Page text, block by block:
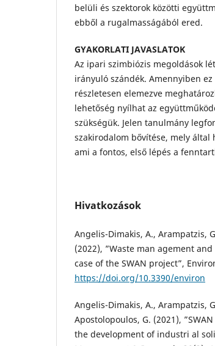
belüli és szektorok közötti
ebből a rugalmasságából ered.
GYAKORLATI JAVASLATOK
Az ipari szimbiózis megoldások
irányuló szándék. Amennyiben
részletesen elemezve
lehetőség nyílhat az
szükségük. Jelen tanulmány
szakirodalom bővítése, mely
ami a fontos, első lépés a
Hivatkozások
Angelis-Dimakis, A., Arampatzis,
(2022), ”Waste man agement
case of the SWAN project”,
https://doi.org/10.3390/environ
Angelis-Dimakis, A., Arampatzis,
Apostolopoulos, G. (2021),
the development of industri al